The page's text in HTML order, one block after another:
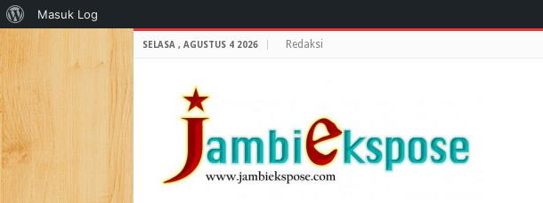
SELASA , AGUSTUS 4 2026 Redaksi
Tentang
WordPress
Masuk Log